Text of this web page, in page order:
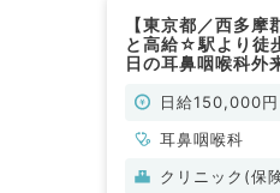
【東京都／西多摩
と高給☆駅より徒
日の耳鼻咽喉科外
日給150,000円
耳鼻咽喉科
クリニック(保